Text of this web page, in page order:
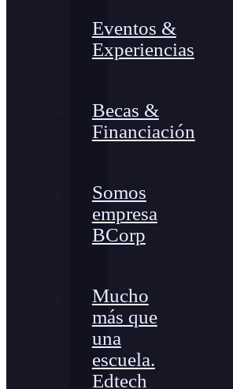
Eventos &
Experiencias
Becas &
Financiación
Somos
empresa
BCorp
Mucho
más que
una
escuela.
Edtech